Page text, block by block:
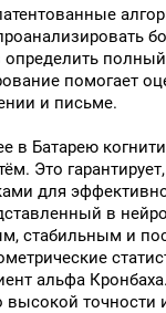
определить
помогает
и письме.
в Батарею
Это
для
в
стабильным и
альфа
высокой